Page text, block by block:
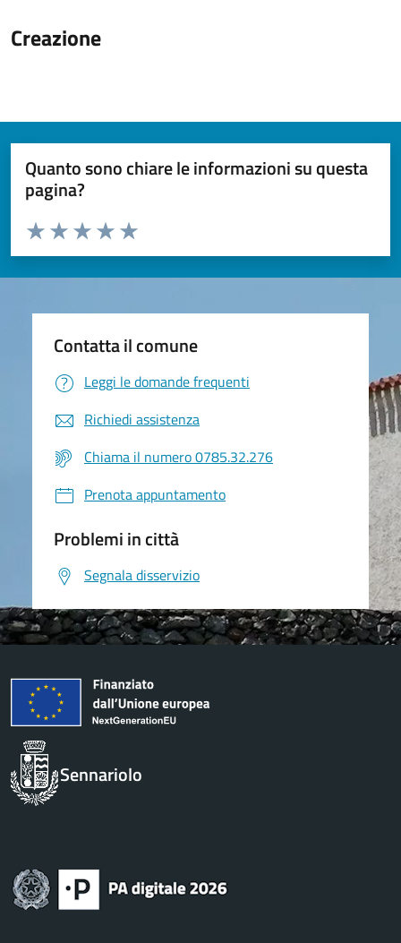
Creazione
Quanto sono chiare le informazioni su questa
pagina?
Valuta da 1 a 5 stelle la pagina
Valuta 5 stelle su 5
Valuta 4 stelle su 5
Valuta 3 stelle su 5
Valuta 2 stelle su 5
Valuta 1 stelle su 5
Contatta il comune
Leggi le domande frequenti
Richiedi assistenza
Chiama il numero 0785.32.276
Prenota appuntamento
Problemi in città
Segnala disservizio
Sennariolo